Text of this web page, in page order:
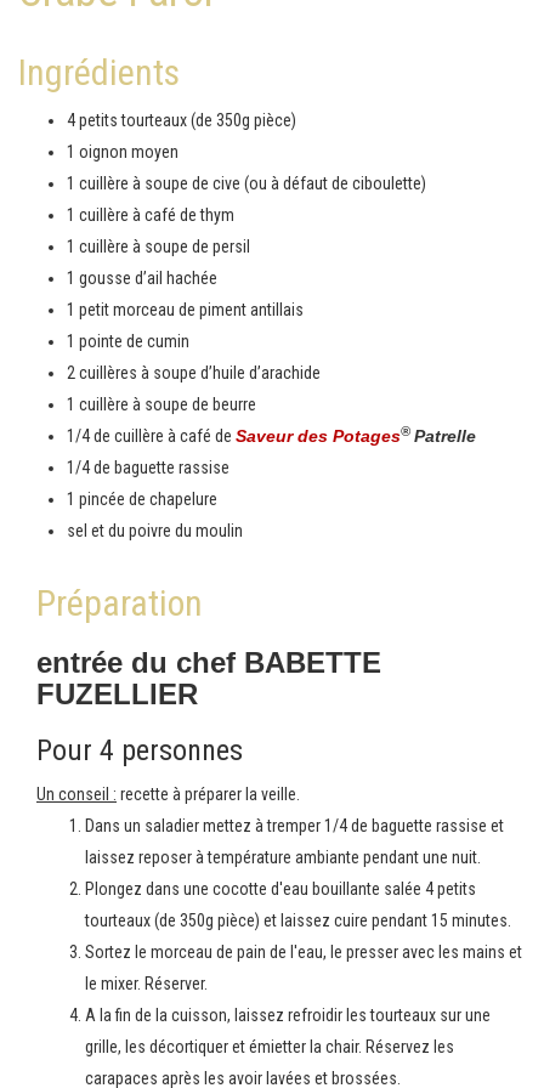
Ingrédients
4 petits tourteaux (de 350g pièce)
1 oignon moyen
1 cuillère à soupe de cive (ou à défaut de ciboulette)
1 cuillère à café de thym
1 cuillère à soupe de persil
1 gousse d’ail hachée
1 petit morceau de piment antillais
1 pointe de cumin
2 cuillères à soupe d’huile d’arachide
1 cuillère à soupe de beurre
1/4 de cuillère à café de Saveur des Potages® Patrelle
1/4 de baguette rassise
1 pincée de chapelure
sel et du poivre du moulin
Préparation
entrée du chef BABETTE
FUZELLIER
Pour 4 personnes
Un conseil : recette à préparer la veille.
Dans un saladier mettez à tremper 1/4 de baguette rassise et
laissez reposer à température ambiante pendant une nuit.
Plongez dans une cocotte d'eau bouillante salée 4 petits
tourteaux (de 350g pièce) et laissez cuire pendant 15 minutes.
Sortez le morceau de pain de l'eau, le presser avec les mains et
le mixer. Réserver.
A la fin de la cuisson, laissez refroidir les tourteaux sur une
grille, les décortiquer et émietter la chair. Réservez les
carapaces après les avoir lavées et brossées.